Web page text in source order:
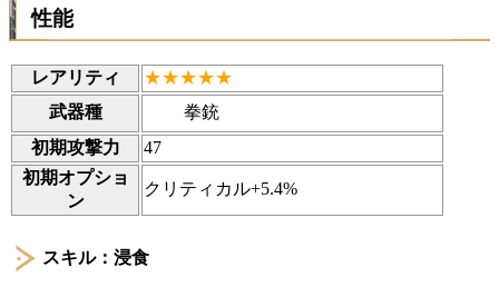
性能
レアリティ
★★★★★
武器種
拳銃
初期攻撃力
47
初期オプショ
ン
クリティカル+5.4%
スキル：浸食